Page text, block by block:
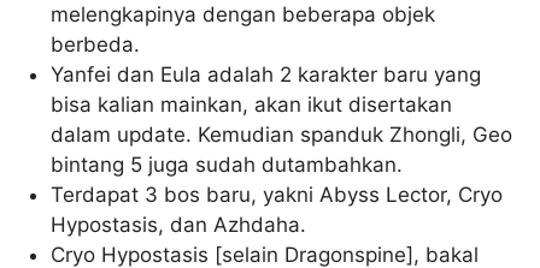
melengkapinya dengan beberapa objek
berbeda.
Yanfei dan Eula adalah 2 karakter baru yang
bisa kalian mainkan, akan ikut disertakan
dalam update. Kemudian spanduk Zhongli, Geo
bintang 5 juga sudah dutambahkan.
Terdapat 3 bos baru, yakni Abyss Lector, Cryo
Hypostasis, dan Azhdaha.
Cryo Hypostasis [selain Dragonspine], bakal